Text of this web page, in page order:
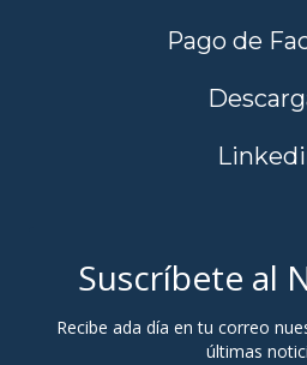
Pago de
Suscríbete al
Recibe ada día en tu correo
últimas